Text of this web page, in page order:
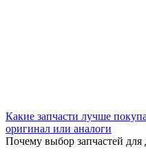
Какие запчасти лучше
оригинал или аналоги
Почему выбор запчастей для